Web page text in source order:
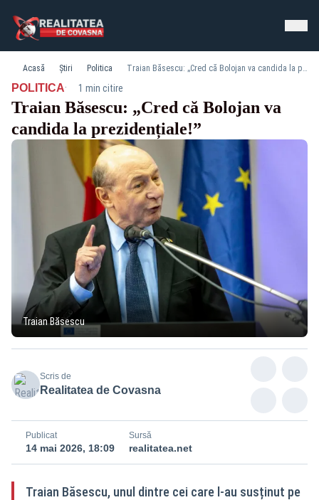
Acasă Știri Politica Traian Băsescu: „Cred că Bolojan va candida la prezidențiale!”
POLITICA· 1 min citire
Traian Băsescu: „Cred că Bolojan va
candida la prezidențiale!”
Traian Băsescu
Scris de
Realitatea de Covasna
Publicat
14 mai 2026, 18:09
Sursă
realitatea.net
Traian Băsescu, unul dintre cei care l-au susținut pe